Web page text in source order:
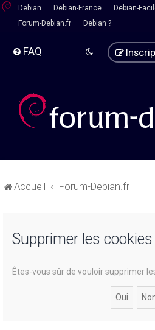
Debian Debian-France Debian-
Forum-Debian.fr
Debian ?
FAQ
Accueil Forum-Debian.fr
Supprimer les cookies
Êtes-vous sûr de vouloir supprimer